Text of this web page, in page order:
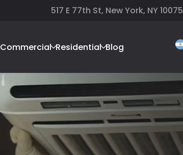
517 E 77th St, New York, NY 10075
Commercial Residential Blog